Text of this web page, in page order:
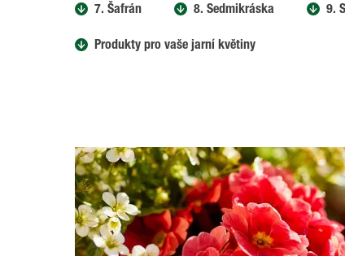
7. Šafrán 8. Sedmikráska 9.
Produkty pro vaše jarní květiny